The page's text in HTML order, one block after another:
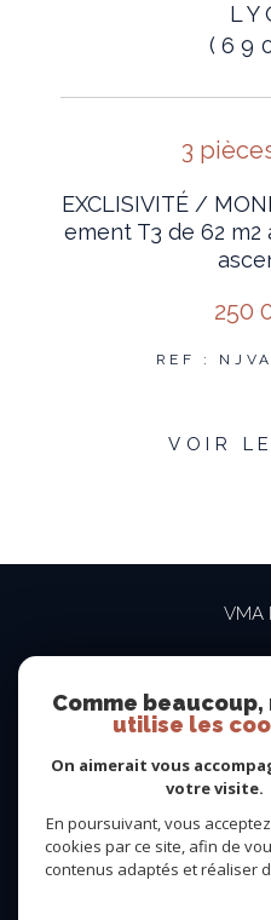
3
EXCLISIVITÉ /
ement T3 de 62
250
REF :
VOIR
VMA
19 rue des
NOUS
Comme
utilise les
On aimerait vous
votre visite.
En poursuivant, vous
cookies par ce site, afin de
contenus adaptés et réaliser